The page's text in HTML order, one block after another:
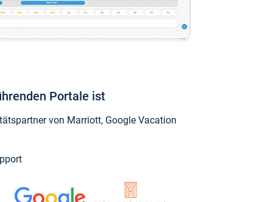
Portale ist
von Marriott, Google Vacation